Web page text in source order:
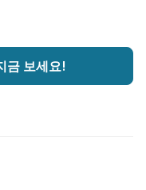
금 보세요!